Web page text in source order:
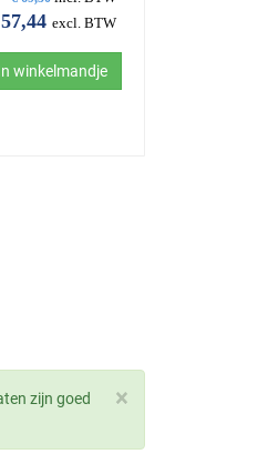
57,44 excl. BTW
winkelmandje
×
zijn goed